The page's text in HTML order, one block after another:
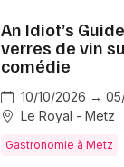
An Idiot’s
verres de vin
comédie
10/10/2026 →
Le Royal - Metz
Gastronomie à Metz